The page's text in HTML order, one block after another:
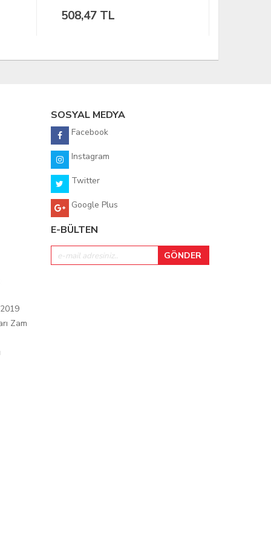
25.42 Dolar
Zam
SOSYAL MEDYA
Facebook
Instagram
Twitter
Google Plus
E-BÜLTEN